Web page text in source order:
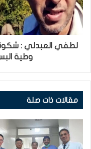
وطية
مقالات ذات صلة